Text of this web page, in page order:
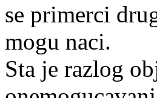
se primerci
mogu naci.
Sta je razlog